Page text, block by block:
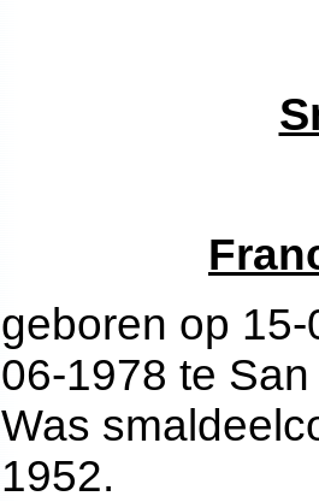
geboren op
06-1978 te
Was
1952.